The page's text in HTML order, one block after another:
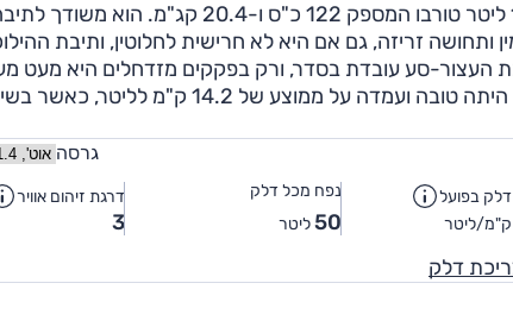
ותחושה זריזה, גם אם היא לא חרישית לחלוטין, ותיבת
העצור-סע עובדת בסדר, ורק בפקקים מזדחלים היא מעט
גרסה
בפועל
ק"מ/ליטר
נפח מכל דלק
50ליטר
דרגת זיהום אוויר
3
דלק